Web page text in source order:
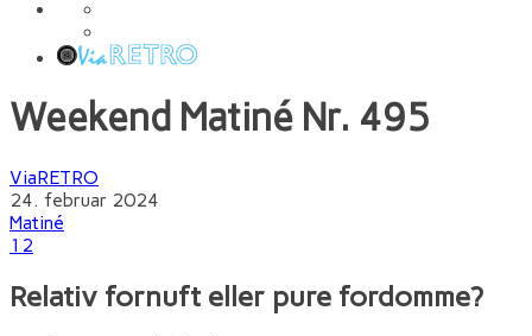
Weekend Matiné Nr. 495
ViaRETRO
24. februar 2024
Matiné
12
Relativ fornuft eller pure fordomme?